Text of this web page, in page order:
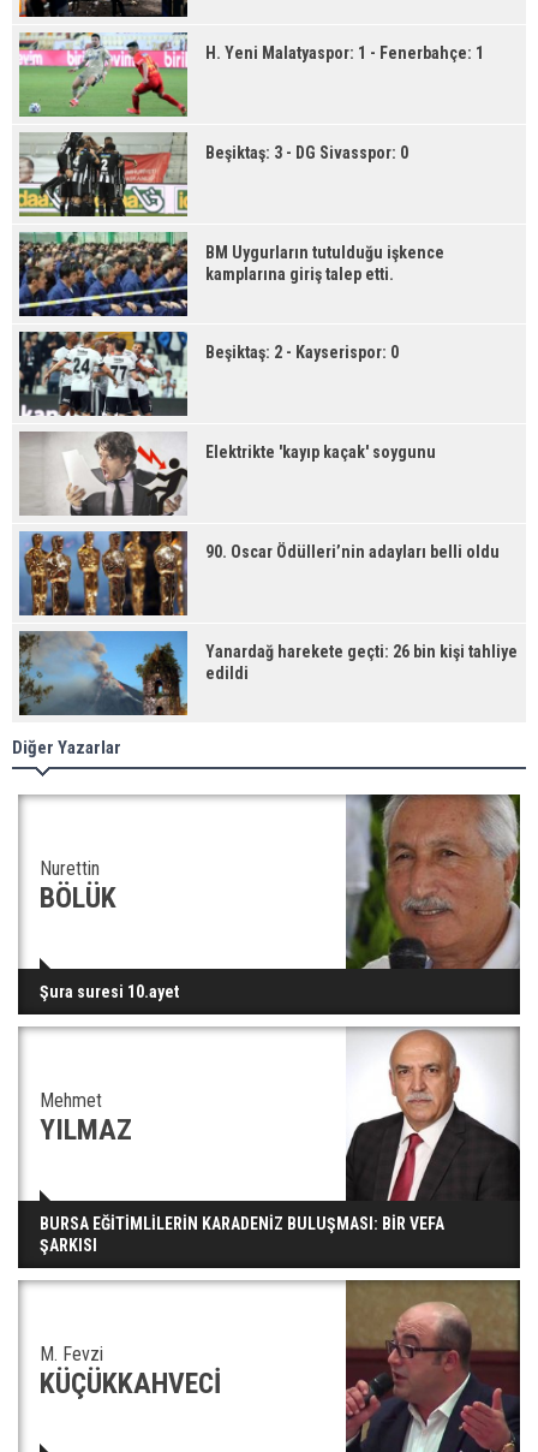
H. Yeni Malatyaspor: 1 - Fenerbahçe: 1
Beşiktaş: 3 - DG Sivasspor: 0
BM Uygurların tutulduğu işkence
kamplarına giriş talep etti.
Beşiktaş: 2 - Kayserispor: 0
Elektrikte 'kayıp kaçak' soygunu
90. Oscar Ödülleri’nin adayları belli oldu
Yanardağ harekete geçti: 26 bin kişi tahliye
edildi
Diğer Yazarlar
Nurettin
BÖLÜK
Şura suresi 10.ayet
Mehmet
YILMAZ
BURSA EĞİTİMLİLERİN KARADENİZ BULUŞMASI: BİR VEFA
ŞARKISI
M. Fevzi
KÜÇÜKKAHVECİ